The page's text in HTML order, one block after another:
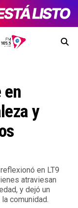
en
y
en LT9
atraviesan
y dejó un
comunidad.